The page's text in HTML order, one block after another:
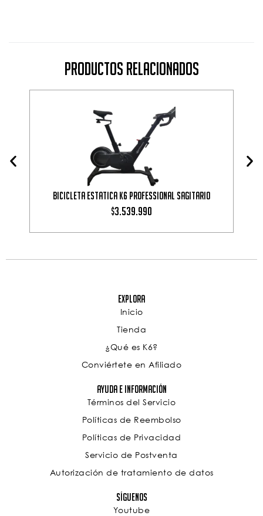
Productos Relacionados
Bicicleta estatica K6 Professional Sagitario
$3.539.990
Explora
Inicio
Tienda
¿Qué es K6?
Conviértete en Afiliado
Ayuda e Información
Términos del Servicio
Políticas de Reembolso
Políticas de Privacidad
Servicio de Postventa
Autorización de tratamiento de datos
Síguenos
Youtube